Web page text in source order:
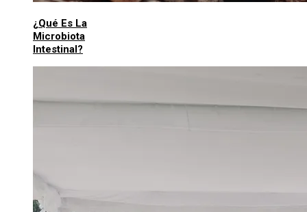
¿Qué Es La
Microbiota
Intestinal?